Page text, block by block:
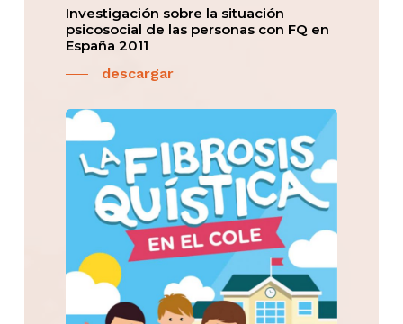
Investigación sobre la situación
psicosocial de las personas con FQ en
España 2011
descargar